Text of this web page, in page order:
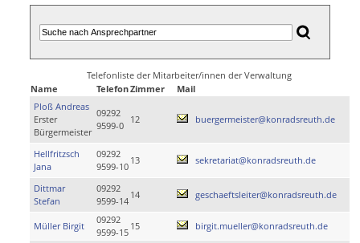
Telefonliste der Mitarbeiter/innen der Verwaltung
Name
TelefonZimmer
Mail
Ploß Andreas
Erster
Bürgermeister
09292
9599-0
12 buergermeister@konradsreuth.de
Hellfritzsch
Jana
09292
9599-10
13 sekretariat@konradsreuth.de
Dittmar
Stefan
09292
9599-14
14 geschaeftsleiter@konradsreuth.de
Müller Birgit
09292
9599-15
15 birgit.mueller@konradsreuth.de